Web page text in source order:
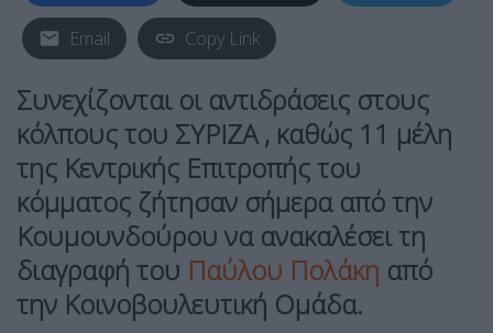
Email Copy Link
Συνεχίζονται οι αντιδράσεις στους
κόλπους του ΣΥΡΙΖΑ , καθώς 11 μέλη
της Κεντρικής Επιτροπής του
κόμματος ζήτησαν σήμερα από την
Κουμουνδούρου να ανακαλέσει τη
διαγραφή του Παύλου Πολάκη από
την Κοινοβουλευτική Ομάδα.